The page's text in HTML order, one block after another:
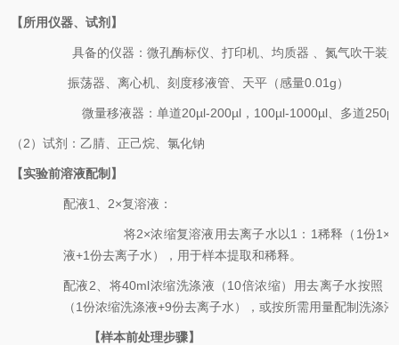
【所用仪器、试剂 】
具备的仪器： 微孔酶标仪、打印机、均质器 氮气吹干装
振荡器、离心机、 刻度移液管、 天平（感量0.01g）
微量移液器： 单道20µl-200µl ， 100µl-1000µl、多道250µl
（2）试剂：乙腈、正己烷、氯化钠
【实验前溶液配制】
配液1 2×复溶液：
将2×浓缩复溶液用去离子水以1 ： 1稀释（ 1份1 ×
液+1份去离子水），用于样本提取和稀释。
配液2 将40ml浓缩洗涤液（10倍浓缩）用去离子水按照
（1份浓缩洗涤液+9份去离子水），或按所需用量配制洗涤液
【样本前处理步骤】